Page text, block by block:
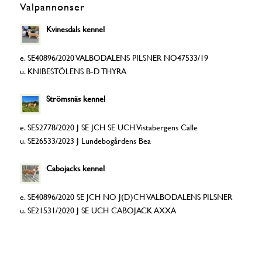
Valpannonser
Kvinesdals kennel
e. SE40896/2020 VALBODALENS PILSNER NO47533/19
u. KNIBESTÖLENS B-D THYRA
Strömsnäs kennel
e. SE52778/2020 J SE JCH SE UCH Vistabergens Calle
u. SE26533/2023 J Lundebogårdens Bea
Cabojacks kennel
e. SE40896/2020 SE JCH NO J(D)CH VALBODALENS PILSNER
u. SE21531/2020 J SE UCH CABOJACK AXXA